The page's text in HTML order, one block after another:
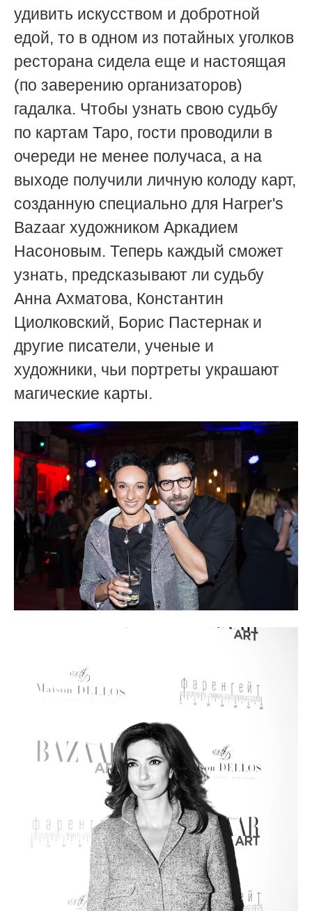
удивить искусством и добротной
едой, то в одном из потайных уголков
ресторана сидела еще и настоящая
(по заверению организаторов)
гадалка. Чтобы узнать свою судьбу
по картам Таро, гости проводили в
очереди не менее получаса, а на
выходе получили личную колоду карт,
созданную специально для Harper's
Bazaar художником Аркадием
Насоновым. Теперь каждый сможет
узнать, предсказывают ли судьбу
Анна Ахматова, Константин
Циолковский, Борис Пастернак и
другие писатели, ученые и
художники, чьи портреты украшают
магические карты.